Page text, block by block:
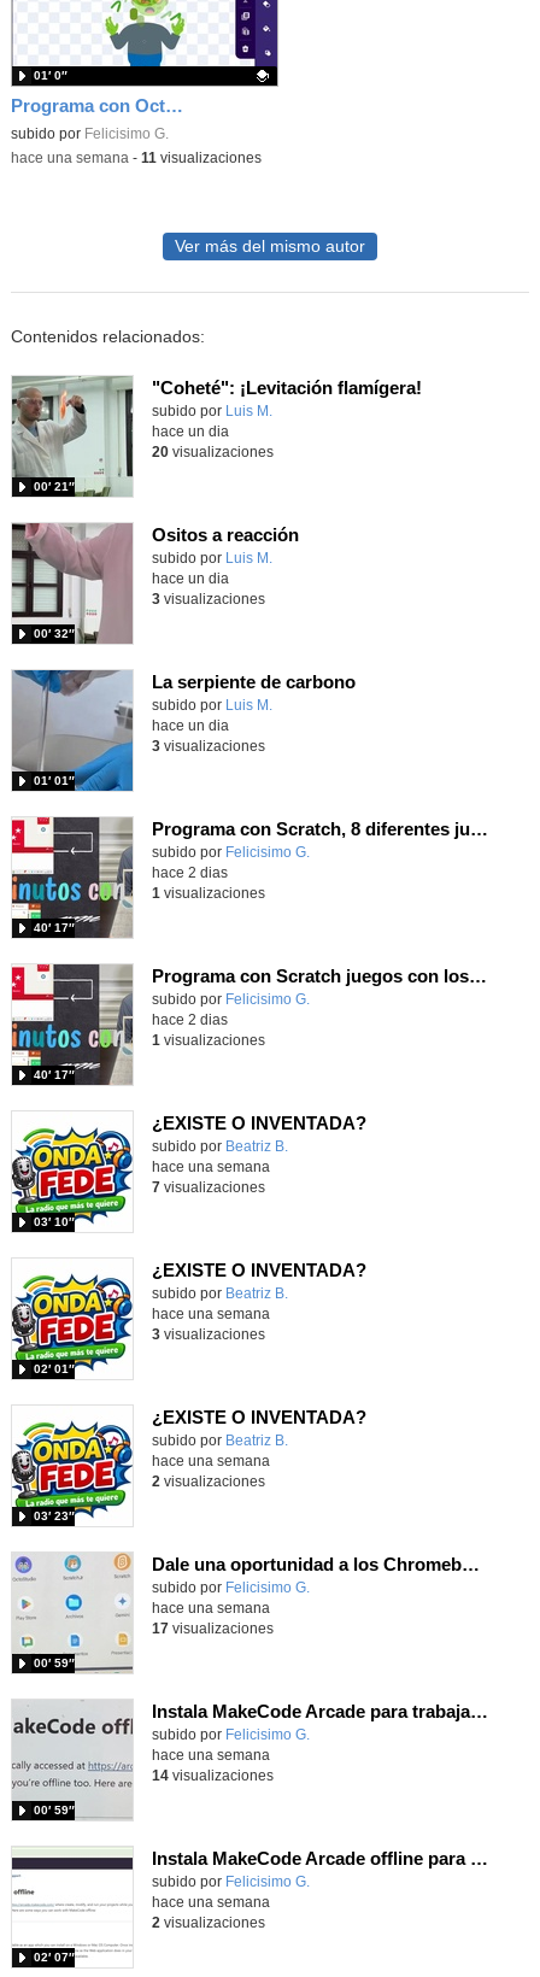
Programa con OctoStudio, un juego homenajeando al House of the dead con Zombies
Contenido educativo.
subido por Felicisimo G.
01′ 0″
-hace una semana - 11 visualizaciones
Ver más del mismo autor
Contenidos relacionados:
"Coheté": ¡Levitación flamígera!
Contenido educativo.
subido por Luis M.
00′ 21″
hace un dia
20visualizaciones
Ositos a reacción
Contenido educativo.
subido por Luis M.
00′ 32″
hace un dia
3visualizaciones
La serpiente de carbono
Contenido educativo.
subido por Luis M.
01′ 01″
hace un dia
3visualizaciones
Programa con Scratch, 8 diferentes juegos para vivir la emoción de los partidos de España en el mundial 2026
Contenido educativo.
subido por Felicisimo G.
40′ 17″
hace 2 dias
1 visualizaciones
Programa con Scratch juegos con los partidos del mundial 2026 ganados por España
Contenido educativo.
subido por Felicisimo G.
40′ 17″
hace 2 dias
1 visualizaciones
¿EXISTE O INVENTADA?
Contenido educativo.
subido por Beatriz B.
03′ 10″
hace una semana
7visualizaciones
¿EXISTE O INVENTADA?
Contenido educativo.
subido por Beatriz B.
02′ 01″
hace una semana
3visualizaciones
¿EXISTE O INVENTADA?
Contenido educativo.
subido por Beatriz B.
03′ 23″
hace una semana
2 visualizaciones
Dale una oportunidad a los Chromebooks y utiliza un proyector para realizar talleres si no tienes pantallas táctiles
Contenido educativo.
subido por Felicisimo G.
00′ 59″
hace una semana
17visualizaciones
Instala MakeCode Arcade para trabajar offline en tu tablet, ordenador, Chromebook
Contenido educativo.
subido por Felicisimo G.
00′ 59″
hace una semana
14visualizaciones
Instala MakeCode Arcade offline para programar grandes juegos sin necesidad de Internet
Contenido educativo.
subido por Felicisimo G.
02′ 07″
hace una semana
2 visualizaciones